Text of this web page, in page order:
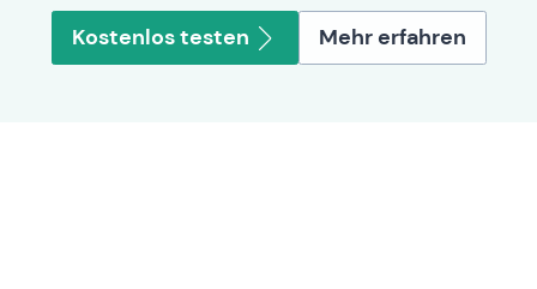
Kostenlos testen Mehr erfahren